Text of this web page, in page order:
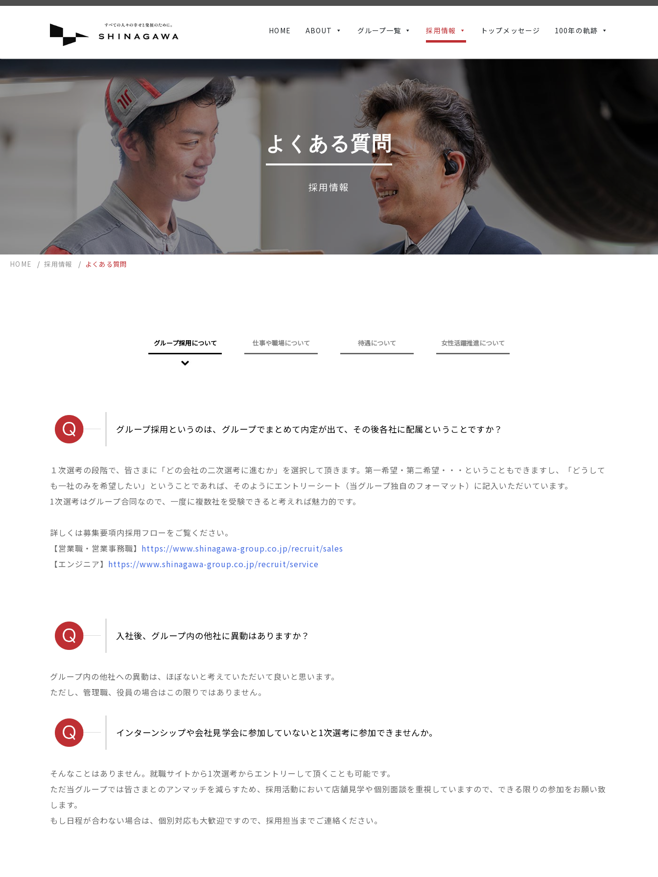
HOME ABOUT グループ一覧 採用情報 トップメッセージ 100年の軌跡
よくある質問
採用情報
HOME /採用情報 / よくある質問
グループ採用について 仕事や職場について 待遇について 女性活躍推進について
グループ採用というのは、グループでまとめて内定が出て、その後各社に配属ということですか？
１次選考の段階で、皆さまに「どの会社の二次選考に進むか」を選択して頂きます。第一希望・第二希望・・・ということもできますし、「どうして
も一社のみを希望したい」ということであれば、そのようにエントリーシート（当グループ独自のフォーマット）に記入いただいています。
1次選考はグループ合同なので、一度に複数社を受験できると考えれば魅力的です。
詳しくは募集要項内採用フローをご覧ください。
【営業職 ・営業事務職】 https://www.shinagawa-group.co.jp/recruit/sales
【エンジニア】 https://www.shinagawa-group.co.jp/recruit/service
入社後、グループ内の他社に異動はありますか？
グループ内の他社への異動は、ほぼないと考えていただいて良いと思います。
ただし、管理職、役員の場合はこの限りではありません。
インターンシップや会社見学会に参加していないと1次選考に参加できませんか。
そんなことはありません。就職サイトから1次選考からエントリーして頂くことも可能です。
ただ当グループでは皆さまとのアンマッチを減らすため、採用活動において店舗見学や個別面談を重視していますので、できる限りの参加をお願い致
します。
もし日程が合わない場合は、個別対応も大歓迎ですので、採用担当までご連絡ください。